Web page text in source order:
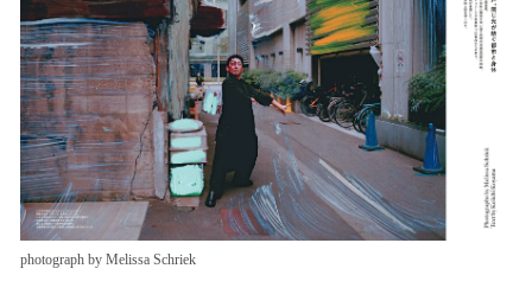
photograph by Melissa Schriek